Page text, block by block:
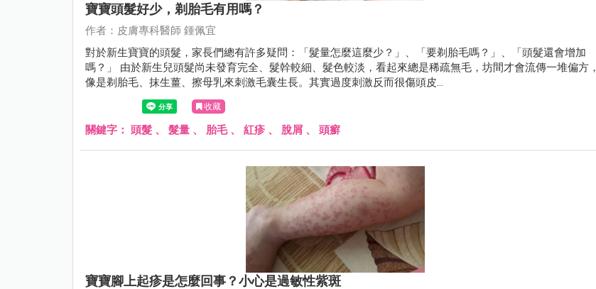
寶寶頭髮好少，剃胎毛有用嗎？
作者：皮膚專科醫師 鍾佩宜
對於新生寶寶的頭髮，家長們總有許多疑問：「髮量怎麼這麼少？」、「要剃胎毛嗎？」、「頭髮還會增加
嗎？」 由於新生兒頭髮尚未發育完全、髮幹較細、髮色較淡，看起來總是稀疏無毛，坊間才會流傳一堆偏方，
像是剃胎毛、抹生薑、擦母乳來刺激毛囊生長。其實過度刺激反而很傷頭皮...
收藏
關鍵字： 頭髮 、 髮量 、 胎毛、 紅疹 、 脫屑 、 頭癬
寶寶腳上起疹是怎麼回事？小心是過敏性紫斑